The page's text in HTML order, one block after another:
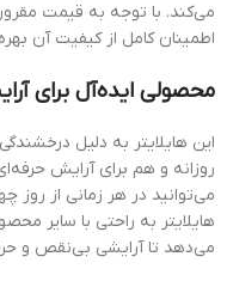
می‌کند. با توجه به قیمت
اطمینان کامل از کیفیت آن
محصولی ایده‌آل برای
این هایلایتر به دلیل
روزانه و هم برای آرایش
می‌توانید در هر زمانی از روز
هایلایتر به راحتی با سایر
می‌دهد تا آرایشی بی‌نقص و